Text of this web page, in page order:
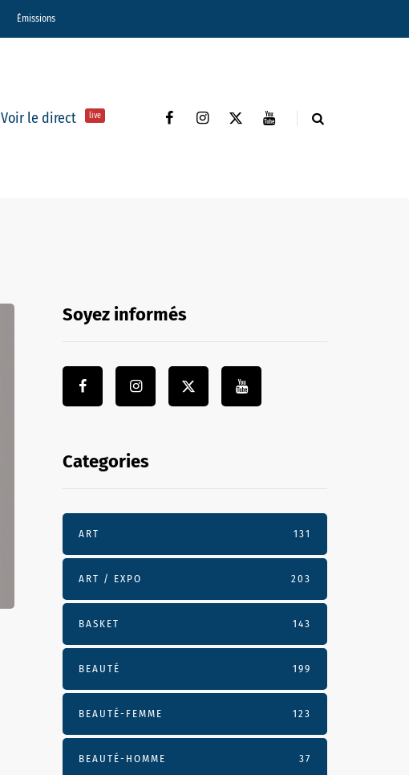
Émissions
Voir le direct live
Soyez informés
Categories
ART 131
ART / EXPO 203
BASKET 143
BEAUTÉ 199
BEAUTÉ-FEMME 123
BEAUTÉ-HOMME 37